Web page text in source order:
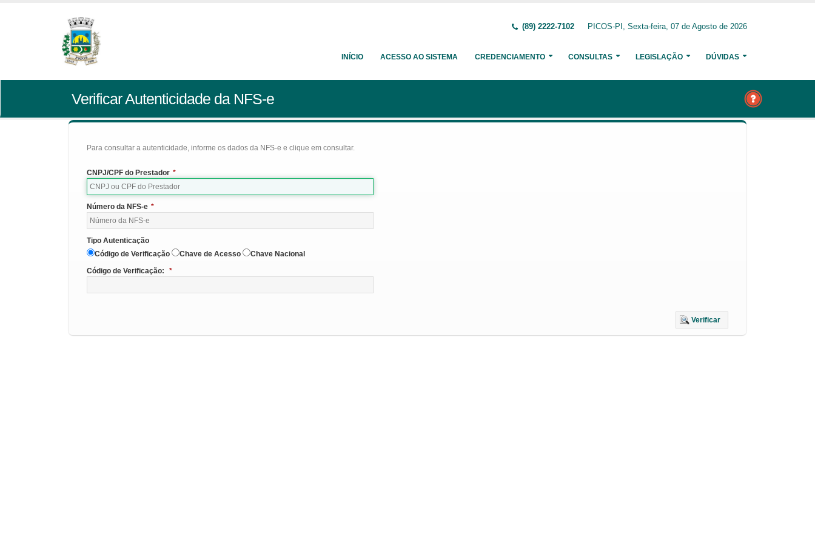
(89) 2222-7102 PICOS-PI, Sexta-feira, 07 de Agosto de 2026
INÍCIO ACESSO AO SISTEMA CREDENCIAMENTO CONSULTAS LEGISLAÇÃO DÚVIDAS
Verificar Autenticidade da NFS-e
Para consultar a autenticidade, informe os dados da NFS-e e clique em consultar.
CNPJ/CPF do Prestador *
Número da NFS-e *
Tipo Autenticação
Código de Verificação
Chave de Acesso
Chave Nacional
Código de Verificação:
*
Verificar